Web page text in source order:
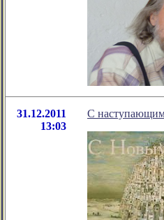
31.12.2011
13:03
С